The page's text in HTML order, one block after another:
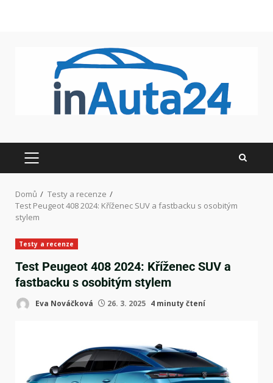
Domů
Testy a recenze
Test Peugeot 408 2024: Kříženec SUV a fastbacku s osobitým
stylem
Testy a recenze
Test Peugeot 408 2024: Kříženec SUV a
fastbacku s osobitým stylem
Eva Nováčková 26. 3. 2025 4 minuty čtení